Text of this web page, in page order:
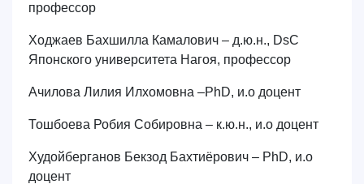
профессор
Ходжаев Бахшилла Камалович – д.ю.н., DsC
Японского университета Нагоя, профессор
Ачилова Лилия Илхомовна –PhD, и.о доцент
Тошбоева Робия Собировна – к.ю.н., и.о доцент
Худойберганов Бекзод Бахтиёрович – PhD, и.о
доцент